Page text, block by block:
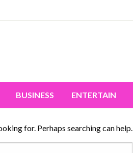
BUSINESS ENTERTAIN
for. Perhaps searching can help.